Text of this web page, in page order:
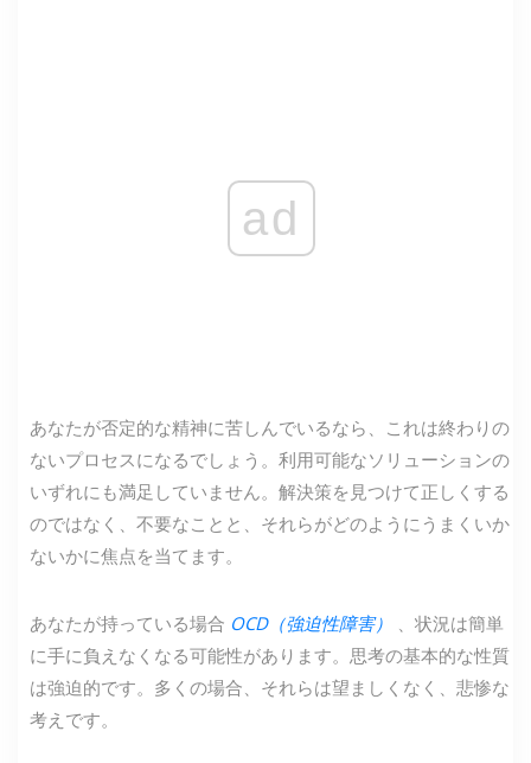
ad
あなたが否定的な精神に苦しんでいるなら、これは終わりの
ないプロセスになるでしょう。利用可能なソリューションの
いずれにも満足していません。解決策を見つけて正しくする
のではなく、不要なことと、それらがどのようにうまくいか
ないかに焦点を当てます。
あなたが持っている場合 OCD（強迫性障害）
、状況は簡単
に手に負えなくなる可能性があります。思考の基本的な性質
は強迫的です。多くの場合、それらは望ましくなく、悲惨な
考えです。